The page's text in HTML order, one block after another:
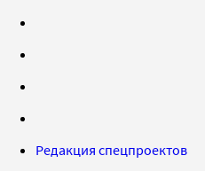
Редакция спецпроектов